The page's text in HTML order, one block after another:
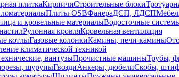
плиткаКирпичиСтроительные блоки
Плиты OSBФанераДСП, ЛДСП
и кровельные материалыВодосточные
Рулонная кровляКровельная вентиляция
котлыГазовые колонкиКамины, печи-камины
климатической техникой
вантузыПрочистные машиныТрубы,
шурупыГвоздиАнкеры, дюбелиСкобы,